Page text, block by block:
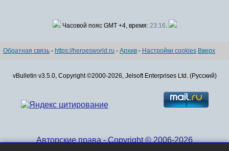
Часовой пояс GMT +4, время: 23:16.
Обратная связь - https://heroesworld.ru - Архив - Настройки cookies Вверх
vBulletin v3.5.0, Copyright ©2000-2026, Jelsoft Enterprises Ltd. (Русский)
Авторские права - Copyright © 2006-2026